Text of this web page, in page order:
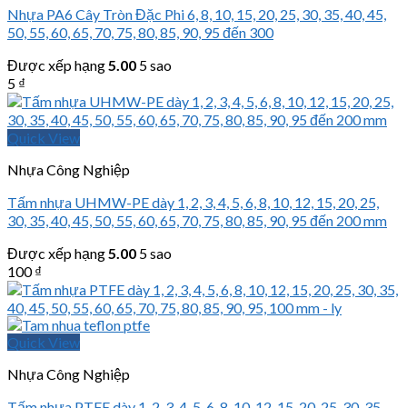
Nhựa PA6 Cây Tròn Đặc Phi 6, 8, 10, 15, 20, 25, 30, 35, 40, 45,
50, 55, 60, 65, 70, 75, 80, 85, 90, 95 đến 300
Được xếp hạng5.00 5 sao
5 ₫
Quick View
Nhựa Công Nghiệp
Tấm nhựa UHMW-PE dày 1, 2, 3, 4, 5, 6, 8, 10, 12, 15, 20, 25,
30, 35, 40, 45, 50, 55, 60, 65, 70, 75, 80, 85, 90, 95 đến 200 mm
Được xếp hạng5.00 5 sao
100₫
Quick View
Nhựa Công Nghiệp